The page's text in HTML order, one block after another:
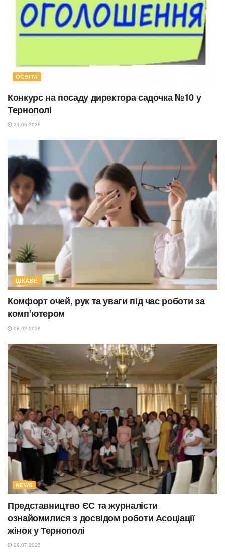
ОСВІТА
Конкурс на посаду директора садочка №10 у
Тернополі
24.06.2026
ЦІКАВЕ
Комфорт очей, рук та уваги під час роботи за
комп’ютером
08.02.2026
NEWS
Представництво ЄС та журналісти
ознайомилися з досвідом роботи Асоціації
жінок у Тернополі
29.07.2025